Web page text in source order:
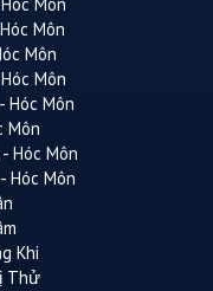
Môn
Môn
Môn
Hóc Môn
Môn
Hóc Môn
Hóc Môn
Khi
Thử